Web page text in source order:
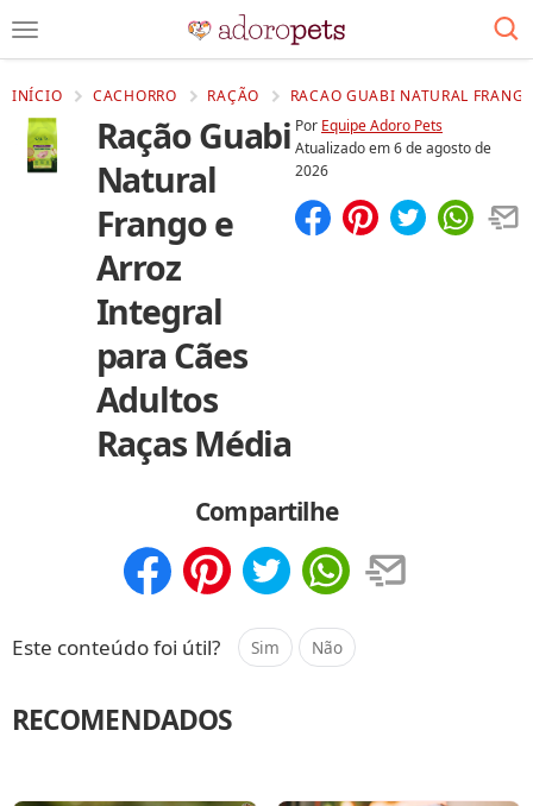
INÍCIO CACHORRO RAÇÃO RACAO GUABI NATURAL
Ração Guabi
Natural
Frango e
Arroz
Integral
para Cães
Adultos
Raças Média
Por Equipe Adoro Pets
Atualizado em6 de agosto de
2026
Compartilhe
Este conteúdo foi útil? Sim Não
RECOMENDADOS